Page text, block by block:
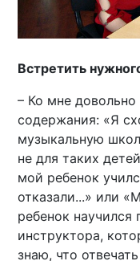
Встретить
– Ко мне довольно
содержания: «Я
музыкальную
не для таких
мой ребенок
отказали...» или
ребенок
инструктора,
знаю, что